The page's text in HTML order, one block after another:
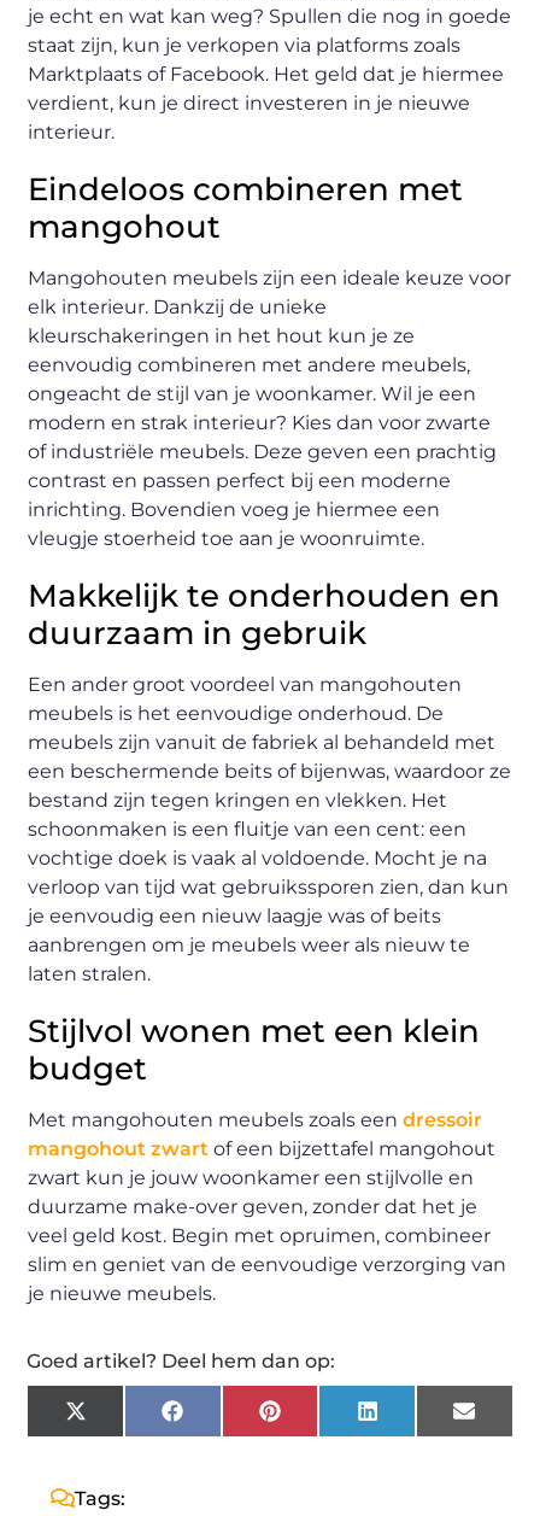
je echt en wat kan weg? Spullen die nog in goede
staat zijn, kun je verkopen via platforms zoals
Marktplaats of Facebook. Het geld dat je hiermee
verdient, kun je direct investeren in je nieuwe
interieur.
Eindeloos combineren met
mangohout
Mangohouten meubels zijn een ideale keuze voor
elk interieur. Dankzij de unieke
kleurschakeringen in het hout kun je ze
eenvoudig combineren met andere meubels,
ongeacht de stijl van je woonkamer. Wil je een
modern en strak interieur? Kies dan voor zwarte
of industriële meubels. Deze geven een prachtig
contrast en passen perfect bij een moderne
inrichting. Bovendien voeg je hiermee een
vleugje stoerheid toe aan je woonruimte.
Makkelijk te onderhouden en
duurzaam in gebruik
Een ander groot voordeel van mangohouten
meubels is het eenvoudige onderhoud. De
meubels zijn vanuit de fabriek al behandeld met
een beschermende beits of bijenwas, waardoor ze
bestand zijn tegen kringen en vlekken. Het
schoonmaken is een fluitje van een cent: een
vochtige doek is vaak al voldoende. Mocht je na
verloop van tijd wat gebruikssporen zien, dan kun
je eenvoudig een nieuw laagje was of beits
aanbrengen om je meubels weer als nieuw te
laten stralen.
Stijlvol wonen met een klein
budget
Met mangohouten meubels zoals eendressoir
mangohout zwart of een bijzettafel mangohout
zwart kun je jouw woonkamer een stijlvolle en
duurzame make-over geven, zonder dat het je
veel geld kost. Begin met opruimen, combineer
slim en geniet van de eenvoudige verzorging van
je nieuwe meubels.
Goed artikel? Deel hem dan op:
X
(Twitter)
FacebookPinterestLinkedIn Email
Tags: